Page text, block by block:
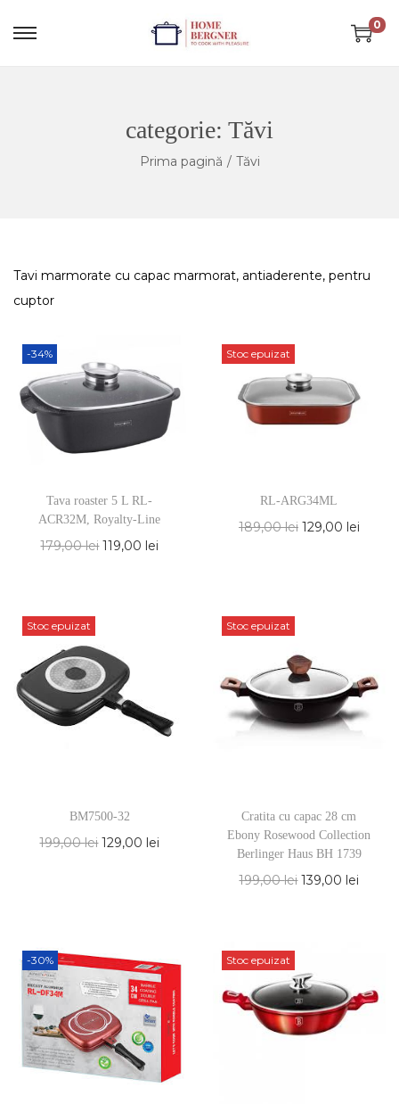
0
categorie: Tăvi
Prima pagină / Tăvi
Tavi marmorate cu capac marmorat, antiaderente, pentru
cuptor
-34%
Tava roaster 5 L RL-
ACR32M, Royalty-Line
179,00lei 119,00 lei
Stoc epuizat
RL-ARG34ML
189,00lei 129,00 lei
Stoc epuizat
BM7500-32
199,00lei 129,00 lei
Stoc epuizat
Cratita cu capac 28 cm
Ebony Rosewood Collection
Berlinger Haus BH 1739
199,00lei 139,00 lei
-30% Stoc epuizat